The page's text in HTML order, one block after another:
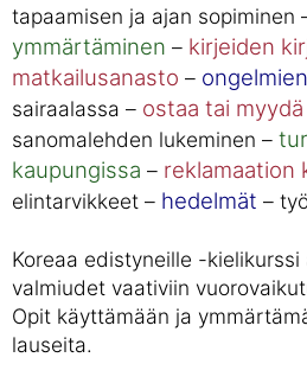
tapaamisen ja ajan sopiminen
ymmärtäminen – kirjeiden
matkailusanasto –
sairaalassa – ostaa tai
sanomalehden lukeminen –
kaupungissa – reklamaation
elintarvikkeet – hedelmät –
Koreaa edistyneille -
valmiudet vaativiin
Opit käyttämään ja
lauseita.